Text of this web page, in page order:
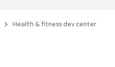
Health & fitness dev center